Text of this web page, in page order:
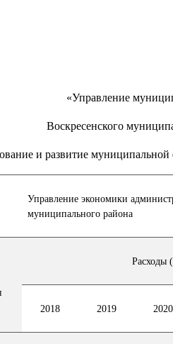
«Управление
Воскресенского
и развитие
Управление экономики
муниципального района
Расходы
2018 2019 2020